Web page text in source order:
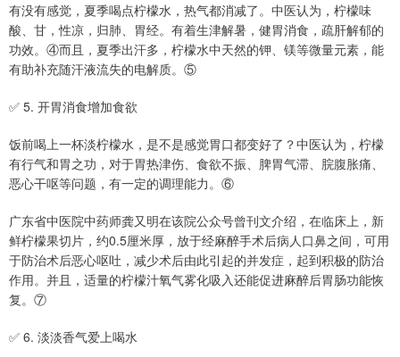
有没有感觉，夏季喝点柠檬水，热气都消减了。中医认为，柠檬味
酸、甘，性凉，归肺、胃经。有着生津解暑，健胃消食，疏肝解郁的
功效。④而且，夏季出汗多，柠檬水中天然的钾、镁等微量元素，能
有助补充随汗液流失的电解质。⑤
✅ 5. 开胃消食增加食欲
饭前喝上一杯淡柠檬水，是不是感觉胃口都变好了？中医认为，柠檬
有行气和胃之功，对于胃热津伤、食欲不振、脾胃气滞、脘腹胀痛、
恶心干呕等问题，有一定的调理能力。⑥
广东省中医院中药师龚又明在该院公众号曾刊文介绍，在临床上，新
鲜柠檬果切片，约0.5厘米厚，放于经麻醉手术后病人口鼻之间，可用
于防治术后恶心呕吐，减少术后由此引起的并发症，起到积极的防治
作用。并且，适量的柠檬汁氧气雾化吸入还能促进麻醉后胃肠功能恢
复。⑦
✅ 6. 淡淡香气爱上喝水